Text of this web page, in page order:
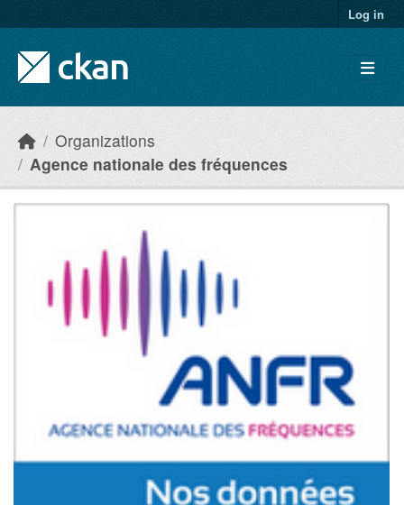
Log in
Organizations
Agence nationale des fréquences